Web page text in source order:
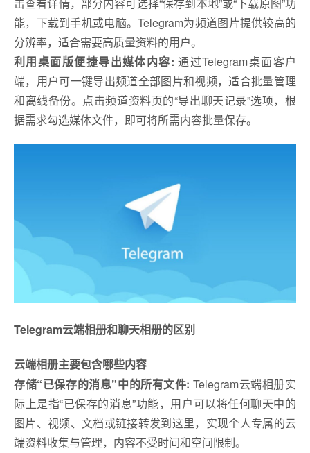
能，下载到手机或电脑。Telegram为频道图片提供较高的
分辨率，适合需要高质量资料的用户。
利用桌面版便捷导出媒体内容: 通过Telegram桌面客户
端，用户可一键导出频道全部图片和视频，适合批量管理
和离线备份。点击频道资料页的“导出聊天记录”选项，根
据需求勾选媒体文件，即可将所需内容批量保存。
Telegram云端相册和聊天相册的区别
云端相册主要包含哪些内容
存储“已保存的消息”中的所有文件: Telegram云端相册实
际上是指“已保存的消息”功能，用户可以将任何聊天中的
图片、视频、文档或链接转发到这里，实现个人专属的云
端资料收集与管理，内容不受时间和空间限制。